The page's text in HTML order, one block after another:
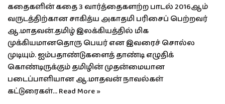
கதைகளின் கதை 3 வார்த்தைகளற்ற பாடல் 2016ஆம்
வருடத்திற்கான சாகித்ய அகாதமி பரிசைப் பெற்றவர்
ஆ.மாதவன்.தமிழ் இலக்கியத்தில் மிக
முக்கியமானதொரு பெயர் என இவரைச் சொல்ல
முடியும். ஐம்பதாண்டுகளைத் தாண்டி எழுதிக்
கொண்டிருக்கும் தமிழின் முதன்மையான
படைப்பாளியான ஆ.மாதவன் நாவல்கள்
கட்டுரைகள்…Read More »